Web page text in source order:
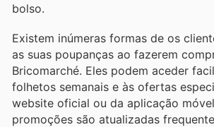
bolso.
Existem inúmeras formas de os
as suas poupanças ao fazerem
Bricomarché. Eles podem aceder
folhetos semanais e às ofertas
website oficial ou da aplicação
promoções são atualizadas